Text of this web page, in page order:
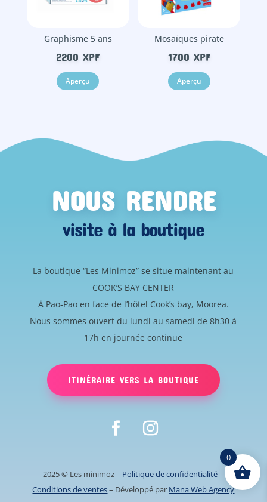
Graphisme 5 ans
2200XPF
Aperçu
Mosaïques pirate
1700 XPF
Aperçu
NOUS RENDRE
visite à la boutique
La boutique “Les Minimoz” se situe maintenant au
COOK’S BAY CENTER
À Pao-Pao en face de l’hôtel Cook’s bay, Moorea.
Nous sommes ouvert du lundi au samedi de 8h30 à
17h en journée continue
ITINÉRAIRE VERS LA BOUTIQUE
2025 © Les minimoz– Politique de confidentialité–
Conditions de ventes– Développé par Mana Web Agency
0